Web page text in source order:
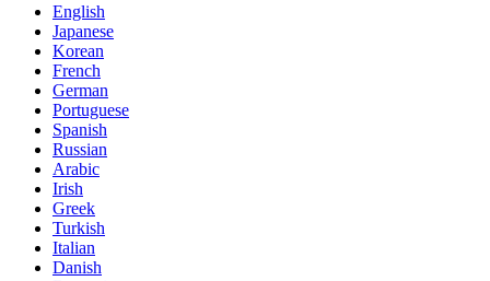
English
Japanese
Korean
French
German
Portuguese
Spanish
Russian
Arabic
Irish
Greek
Turkish
Italian
Danish